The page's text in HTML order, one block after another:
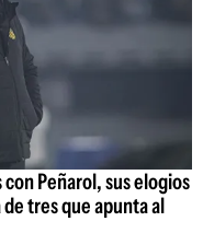
Peñarol, sus elogios
tres que apunta al